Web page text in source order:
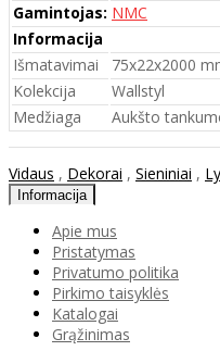
Gamintojas: NMC
Informacija
Išmatavimai
75x22x2000
Kolekcija
Wallstyl
Medžiaga
Aukšto
Vidaus , Dekorai , Sieniniai ,
Informacija
Apie mus
Pristatymas
Privatumo politika
Pirkimo taisyklės
Katalogai
Grąžinimas